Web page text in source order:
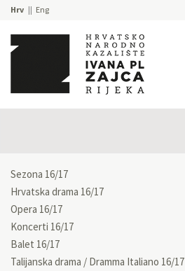
Hrv Eng
Sezona 16/17
Hrvatska drama 16/17
Opera 16/17
Koncerti 16/17
Balet 16/17
Talijanska drama / Dramma Italiano 16/17